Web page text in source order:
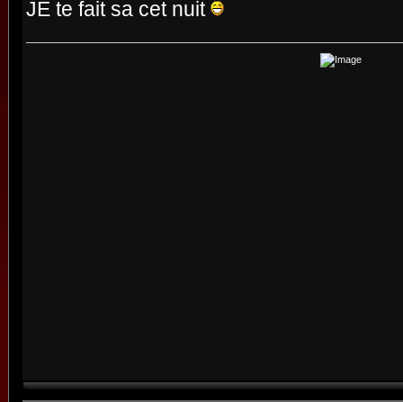
JE te fait sa cet nuit